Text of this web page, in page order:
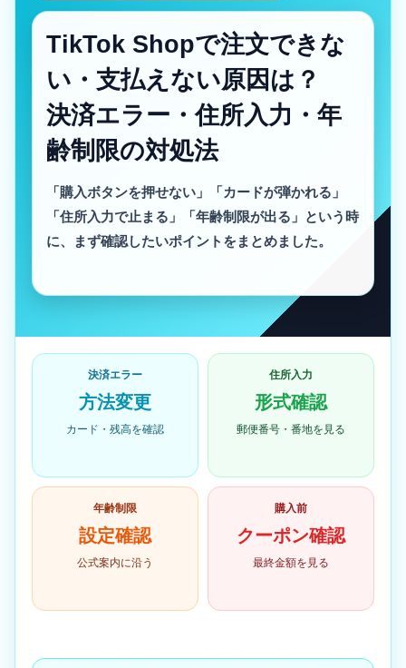
TikTok Shopで注文できな
い・支払えない原因は？
決済エラー・住所入力・年
齢制限の対処法
「購入ボタンを押せない」「カードが弾かれる」
「住所入力で止まる」「年齢制限が出る」という時
に、まず確認したいポイントをまとめました。
決済エラー
方法変更
カード・残高を確認
住所入力
形式確認
郵便番号・番地を見る
年齢制限
設定確認
公式案内に沿う
購入前
クーポン確認
最終金額を見る